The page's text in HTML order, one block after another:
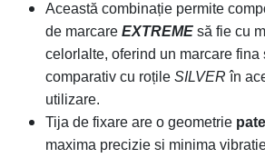
Această combinație permite
de marcare EXTREME să fie cu
celorlalte, oferind un marcare fina
comparativ cu roțile SILVER în
utilizare.
Tija de fixare are o geometrie
maxima precizie si minima